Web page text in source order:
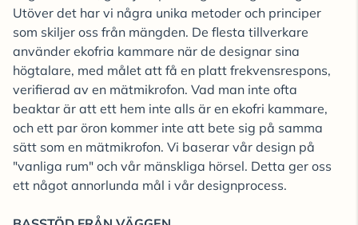
Utöver det har vi några unika metoder och principer
som skiljer oss från mängden. De flesta tillverkare
använder ekofria kammare när de designar sina
högtalare, med målet att få en platt frekvensrespons,
verifierad av en mätmikrofon. Vad man inte ofta
beaktar är att ett hem inte alls är en ekofri kammare,
och ett par öron kommer inte att bete sig på samma
sätt som en mätmikrofon. Vi baserar vår design på
"vanliga rum" och vår mänskliga hörsel. Detta ger oss
ett något annorlunda mål i vår designprocess.